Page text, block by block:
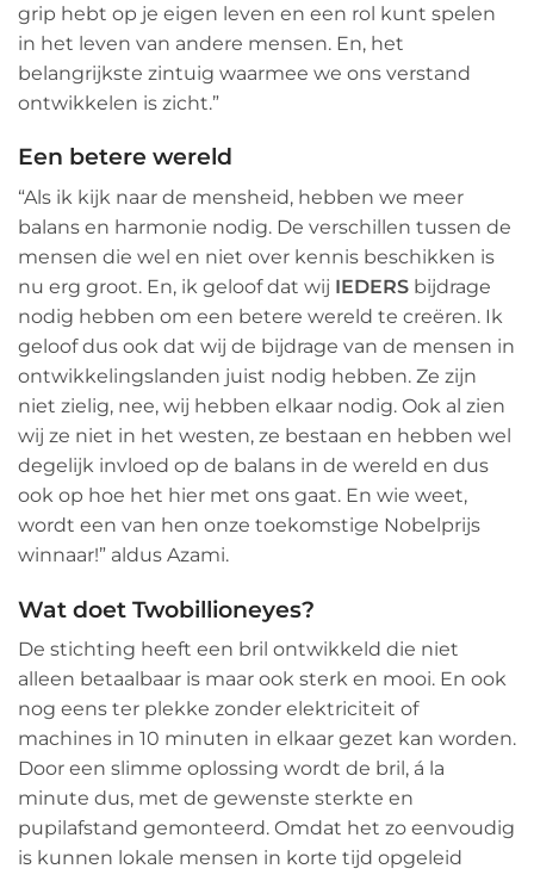
grip hebt op je eigen leven en een rol kunt spelen
in het leven van andere mensen. En, het
belangrijkste zintuig waarmee we ons verstand
ontwikkelen is zicht.”
Een betere wereld
“Als ik kijk naar de mensheid, hebben we meer
balans en harmonie nodig. De verschillen tussen de
mensen die wel en niet over kennis beschikken is
nu erg groot. En, ik geloof dat wij IEDERS bijdrage
nodig hebben om een betere wereld te creëren. Ik
geloof dus ook dat wij de bijdrage van de mensen in
ontwikkelingslanden juist nodig hebben. Ze zijn
niet zielig, nee, wij hebben elkaar nodig. Ook al zien
wij ze niet in het westen, ze bestaan en hebben wel
degelijk invloed op de balans in de wereld en dus
ook op hoe het hier met ons gaat. En wie weet,
wordt een van hen onze toekomstige Nobelprijs
winnaar!” aldus Azami.
Wat doet Twobillioneyes?
De stichting heeft een bril ontwikkeld die niet
alleen betaalbaar is maar ook sterk en mooi. En ook
nog eens ter plekke zonder elektriciteit of
machines in 10 minuten in elkaar gezet kan worden.
Door een slimme oplossing wordt de bril, á la
minute dus, met de gewenste sterkte en
pupilafstand gemonteerd. Omdat het zo eenvoudig
is kunnen lokale mensen in korte tijd opgeleid